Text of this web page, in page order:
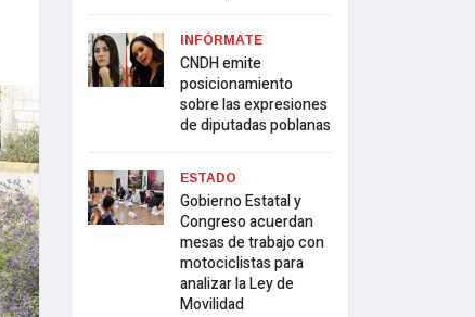
INFÓRMATE
CNDH emite
posicionamiento
sobre las expresiones
de diputadas poblanas
ESTADO
Gobierno Estatal y
Congreso acuerdan
mesas de trabajo con
motociclistas para
analizar la Ley de
Movilidad